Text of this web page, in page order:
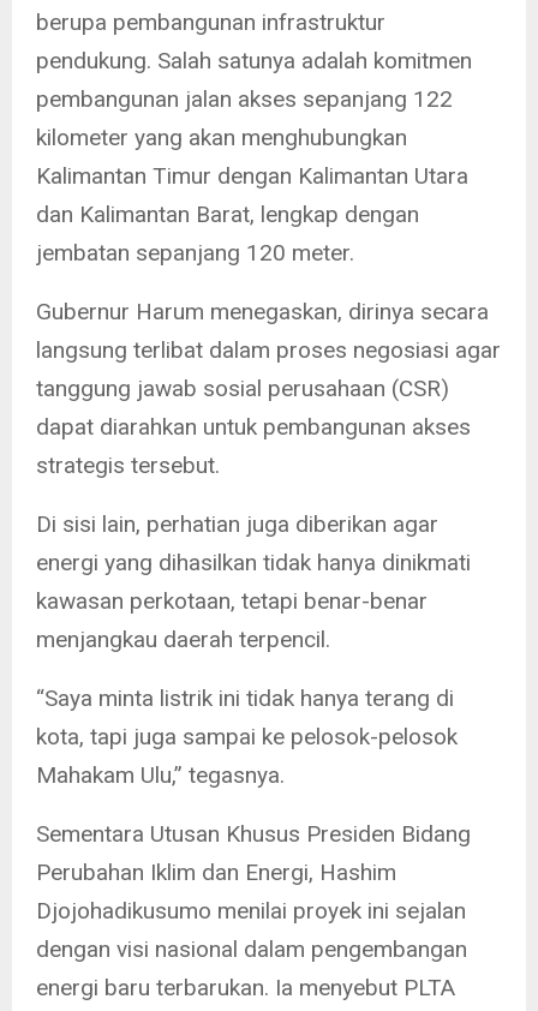
berupa pembangunan infrastruktur
pendukung. Salah satunya adalah komitmen
pembangunan jalan akses sepanjang 122
kilometer yang akan menghubungkan
Kalimantan Timur dengan Kalimantan Utara
dan Kalimantan Barat, lengkap dengan
jembatan sepanjang 120 meter.
Gubernur Harum menegaskan, dirinya secara
langsung terlibat dalam proses negosiasi agar
tanggung jawab sosial perusahaan (CSR)
dapat diarahkan untuk pembangunan akses
strategis tersebut.
Di sisi lain, perhatian juga diberikan agar
energi yang dihasilkan tidak hanya dinikmati
kawasan perkotaan, tetapi benar-benar
menjangkau daerah terpencil.
“Saya minta listrik ini tidak hanya terang di
kota, tapi juga sampai ke pelosok-pelosok
Mahakam Ulu,” tegasnya.
Sementara Utusan Khusus Presiden Bidang
Perubahan Iklim dan Energi, Hashim
Djojohadikusumo menilai proyek ini sejalan
dengan visi nasional dalam pengembangan
energi baru terbarukan. Ia menyebut PLTA